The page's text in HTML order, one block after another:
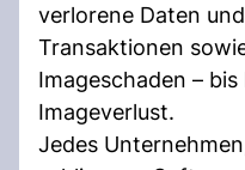
verlorene Daten
Transaktionen
Imageschaden –
Imageverlust.
Jedes